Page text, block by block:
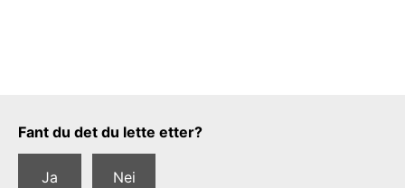
Tilbakemeldingsskjema
Fant du det du lette etter?
Ja Nei